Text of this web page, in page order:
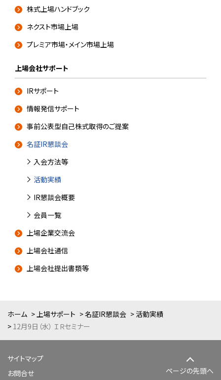
ホーム 上場サポート 名証IR懇談会
活動実績
12月9日（水） ＩＲセミナー
株式上場ハンドブック
ネクスト市場上場
プレミア市場・メイン市場上場
上場会社サポート
IRサポート
情報発信サポート
事前公表型自己株式取得のご提案
名証IR懇談会
入会方法等
活動実績
IR懇談会概要
会員一覧
上場企業交流会
上場会社通信
上場会社提出書類等
サイトマップ
お問合せ
ページの先頭へ